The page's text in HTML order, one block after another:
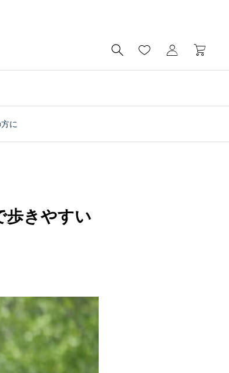

財布
布の個人工房ブログ
に
歩きやすい